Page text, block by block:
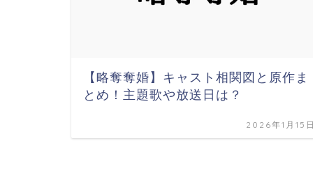
【略奪奪婚】キャスト相関図と原作ま
とめ！主題歌や放送日は？
2026年1月15